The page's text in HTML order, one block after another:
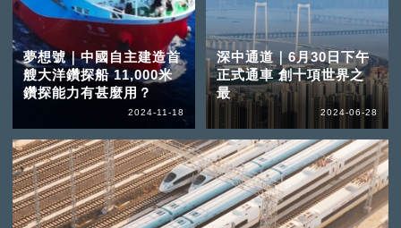
夢想號｜中國自主建造首
艘大洋鑽探船 11,000米
鑽探能力有甚麼用？
2024-11-18
深中通道｜6月30日下午
正式通車 創十項世界之
最
2024-06-28